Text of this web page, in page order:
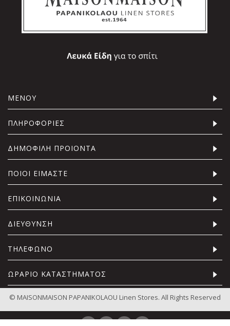
ΜΕΝΟΥ
ΠΛΗΡΟΦΟΡΙΕΣ
ΔΗΜΟΦΙΛΗ ΠΡΟΙΟΝΤΑ
ΠΟΙΟΙ ΕΙΜΑΣΤΕ
ΕΠΙΚΟΙΝΩΝΙΑ
ΔΙΕΥΘΥΝΣΗ
ΤΗΛΕΦΩΝΟ
ΩΡΑΡΙΟ ΚΑΤΑΣΤΗΜΑΤΟΣ
© MAISONMAISON PAPANIKOLAOU Linen Stores. All Rights Reserved